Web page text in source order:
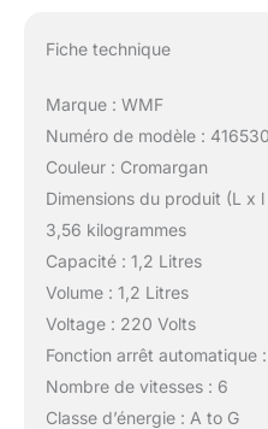
Fiche technique
Marque : WMF
Numéro de modèle :
Couleur : Cromargan
Dimensions du produit (L x
3,56 kilogrammes
Capacité : 1,2 Litres
Volume : 1,2 Litres
Voltage : 220 Volts
Fonction arrêt automatique
Nombre de vitesses : 6
Classe d’énergie : A to G